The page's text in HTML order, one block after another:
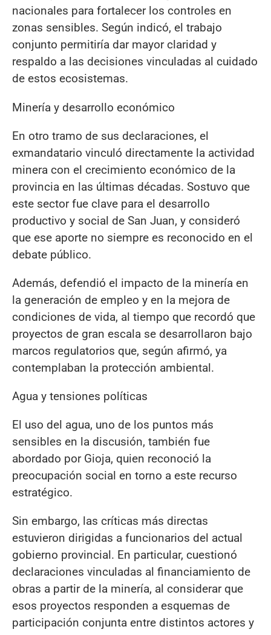
nacionales para fortalecer los controles en
zonas sensibles. Según indicó, el trabajo
conjunto permitiría dar mayor claridad y
respaldo a las decisiones vinculadas al cuidado
de estos ecosistemas.
Minería y desarrollo económico
En otro tramo de sus declaraciones, el
exmandatario vinculó directamente la actividad
minera con el crecimiento económico de la
provincia en las últimas décadas. Sostuvo que
este sector fue clave para el desarrollo
productivo y social de San Juan, y consideró
que ese aporte no siempre es reconocido en el
debate público.
Además, defendió el impacto de la minería en
la generación de empleo y en la mejora de
condiciones de vida, al tiempo que recordó que
proyectos de gran escala se desarrollaron bajo
marcos regulatorios que, según afirmó, ya
contemplaban la protección ambiental.
Agua y tensiones políticas
El uso del agua, uno de los puntos más
sensibles en la discusión, también fue
abordado por Gioja, quien reconoció la
preocupación social en torno a este recurso
estratégico.
Sin embargo, las críticas más directas
estuvieron dirigidas a funcionarios del actual
gobierno provincial. En particular, cuestionó
declaraciones vinculadas al financiamiento de
obras a partir de la minería, al considerar que
esos proyectos responden a esquemas de
participación conjunta entre distintos actores y